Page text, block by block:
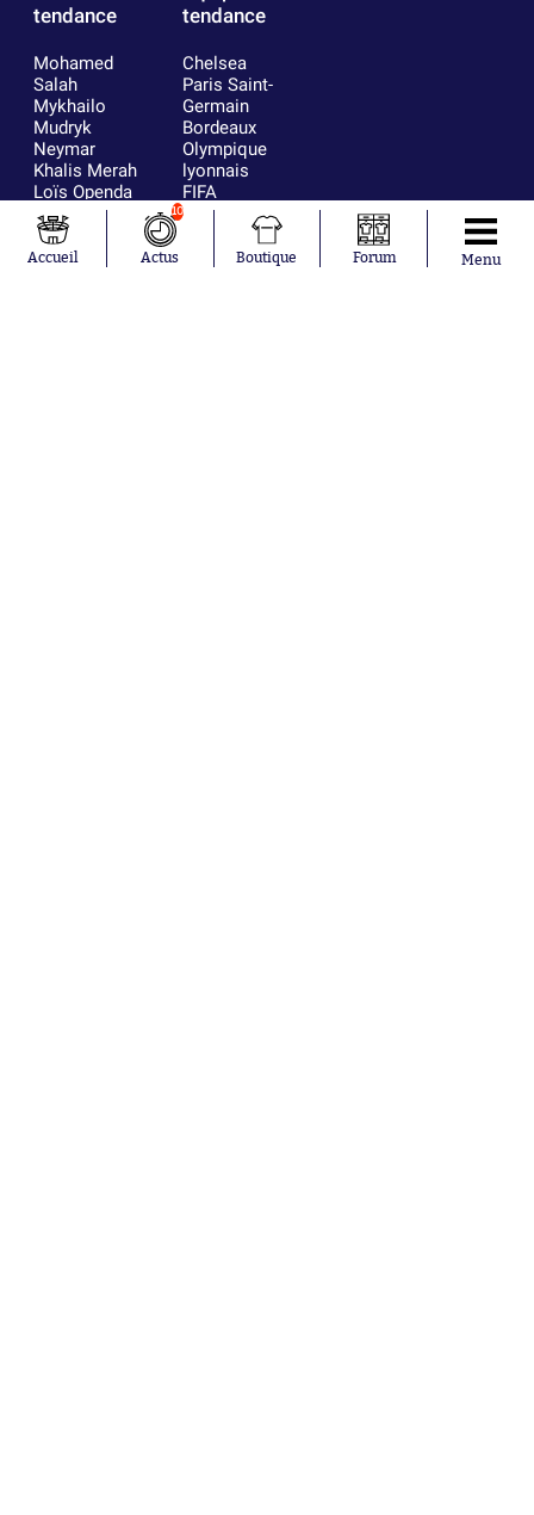
tendance
Mohamed
Salah
Mykhailo
Mudryk
Neymar
Khalis Merah
Loïs Openda
Moussa
Niakhaté
Nicolás
tendance
Chelsea
Paris Saint-
Germain
Bordeaux
Olympique
lyonnais
FIFA
Real Madrid
RC Strasbourg
AC Milan
Accueil
10
Actus Boutique Forum Menu